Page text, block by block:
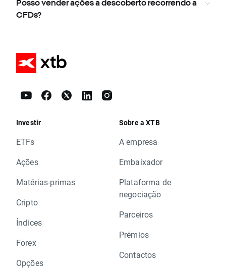
Posso vender ações a descoberto recorrendo a
CFDs?
Investir
ETFs
Ações
Matérias-primas
Cripto
Índices
Forex
Opções
Sobre a XTB
A empresa
Embaixador
Plataforma de
negociação
Parceiros
Prémios
Contactos